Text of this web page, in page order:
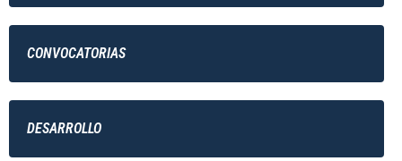
CONVOCATORIAS
DESARROLLO